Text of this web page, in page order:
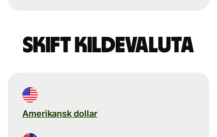
Skift kildevaluta
Amerikansk dollar